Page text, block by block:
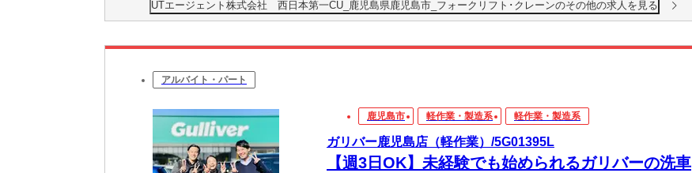
UTエージェント株式会社 西日本第一CU_鹿児島県鹿児島市_フォークリフト･クレーンのその他の求人を見る
アルバイト・パート
鹿児島市 軽作業・製造系 軽作業・製造系
ガリバー鹿児島店（軽作業）/5G01395L
【週3日OK】未経験でも始められるガリバーの洗車